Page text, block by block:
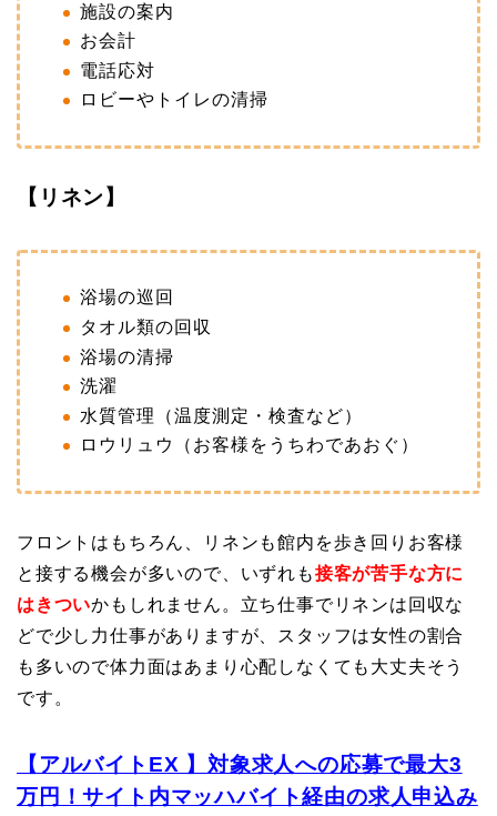
施設の案内
お会計
電話応対
ロビーやトイレの清掃
【リネン】
浴場の巡回
タオル類の回収
浴場の清掃
洗濯
水質管理（温度測定・検査など）
ロウリュウ（お客様をうちわであおぐ）
フロントはもちろん、リネンも館内を歩き回りお客様
と接する機会が多いので、いずれも接客が苦手な方に
はきついかもしれません。立ち仕事でリネンは回収な
どで少し力仕事がありますが、スタッフは女性の割合
も多いので体力面はあまり心配しなくても大丈夫そう
です。
【アルバイトEX 】 対象求人への応募で最大3
万円！サイト内マッハバイト経由の求人申込み